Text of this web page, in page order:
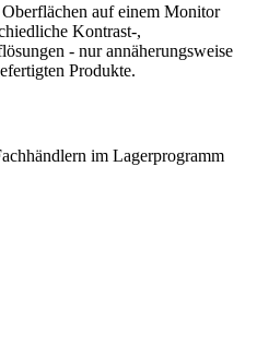
auf einem Monitor
Kontrast-,
- nur annäherungsweise
Produkte.
im Lagerprogramm